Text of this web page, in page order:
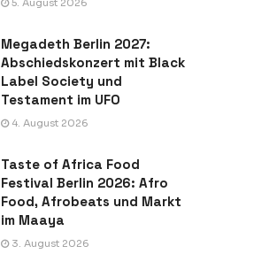
Megadeth Berlin 2027:
Abschiedskonzert mit Black
Label Society und
Testament im UFO
4. August 2026
Taste of Africa Food
Festival Berlin 2026: Afro
Food, Afrobeats und Markt
im Maaya
3. August 2026